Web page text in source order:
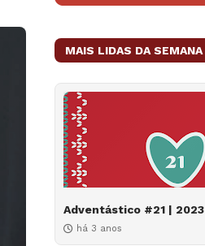
MAIS LIDAS DA SEMANA
Adventástico #21 | 2023
há 3 anos